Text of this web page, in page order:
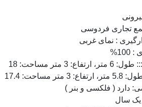
تجاری فردوسی
: نمای غربی
3 متر مساحت: 18
مساحت: 17.4
دارد ( فلکسی و بنر )
یک سال